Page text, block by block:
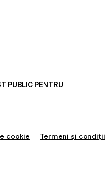
PENTRU
cookie Termeni și condiții